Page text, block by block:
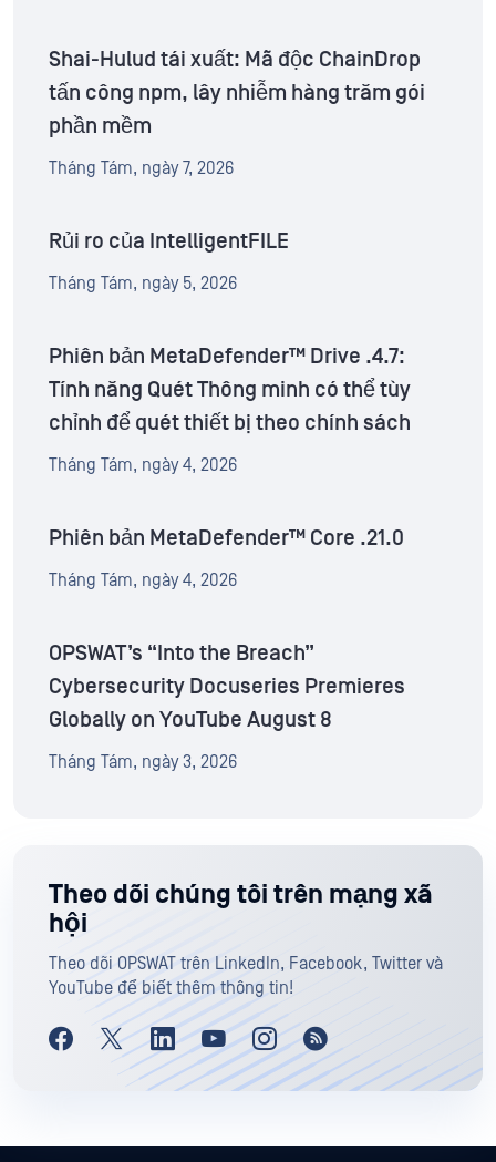
Shai-Hulud tái xuất: Mã độc ChainDrop
tấn công npm, lây nhiễm hàng trăm gói
phần mềm
Tháng Tám, ngày 7, 2026
Rủi ro của IntelligentFILE
Tháng Tám, ngày 5, 2026
Phiên bản MetaDefender™ Drive .4.7:
Tính năng Quét Thông minh có thể tùy
chỉnh để quét thiết bị theo chính sách
Tháng Tám, ngày 4, 2026
Phiên bản MetaDefender™ Core .21.0
Tháng Tám, ngày 4, 2026
OPSWAT’s “Into the Breach”
Cybersecurity Docuseries Premieres
Globally on YouTube August 8
Tháng Tám, ngày 3, 2026
Theo dõi chúng tôi trên mạng xã
hội
Theo dõi OPSWAT trên LinkedIn, Facebook, Twitter và
YouTube để biết thêm thông tin!